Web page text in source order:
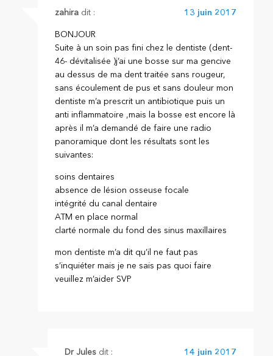
zahira dit : 13 juin 2017
BONJOUR
Suite à un soin pas fini chez le dentiste (dent-
46- dévitalisée )j’ai une bosse sur ma gencive
au dessus de ma dent traitée sans rougeur,
sans écoulement de pus et sans douleur mon
dentiste m’a prescrit un antibiotique puis un
anti inflammatoire ,mais la bosse est encore là
après il m’a demandé de faire une radio
panoramique dont les résultats sont les
suivantes:
soins dentaires
absence de lésion osseuse focale
intégrité du canal dentaire
ATM en place normal
clarté normale du fond des sinus maxillaires
mon dentiste m’a dit qu’il ne faut pas
s’inquiéter mais je ne sais pas quoi faire
veuillez m’aider SVP
Dr Jules dit : 14 juin 2017